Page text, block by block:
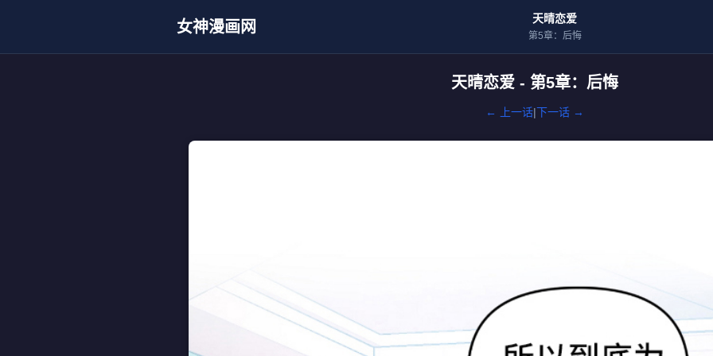
女神漫画网 天晴恋爱
第5章：后悔
天晴恋爱 - 第5章：后悔
← 上一话|下一话 →